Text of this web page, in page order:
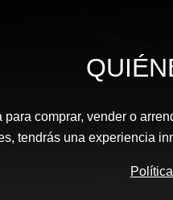
para comprar, vender o
tendrás una experiencia